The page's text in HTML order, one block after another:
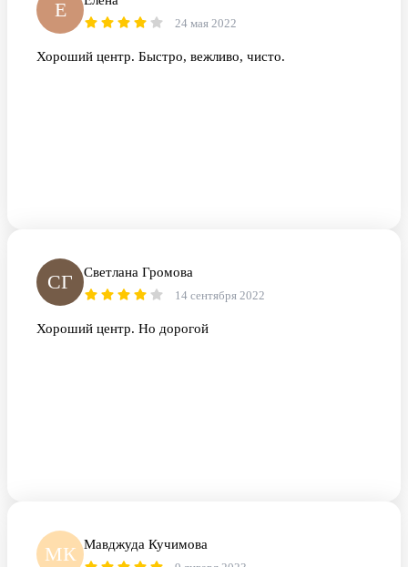
Е
24 мая 2022
Хороший центр. Быстро, вежливо, чисто.
СГ Светлана Громова
14 сентября 2022
Хороший центр. Но дорогой
МК Мавджуда Кучимова